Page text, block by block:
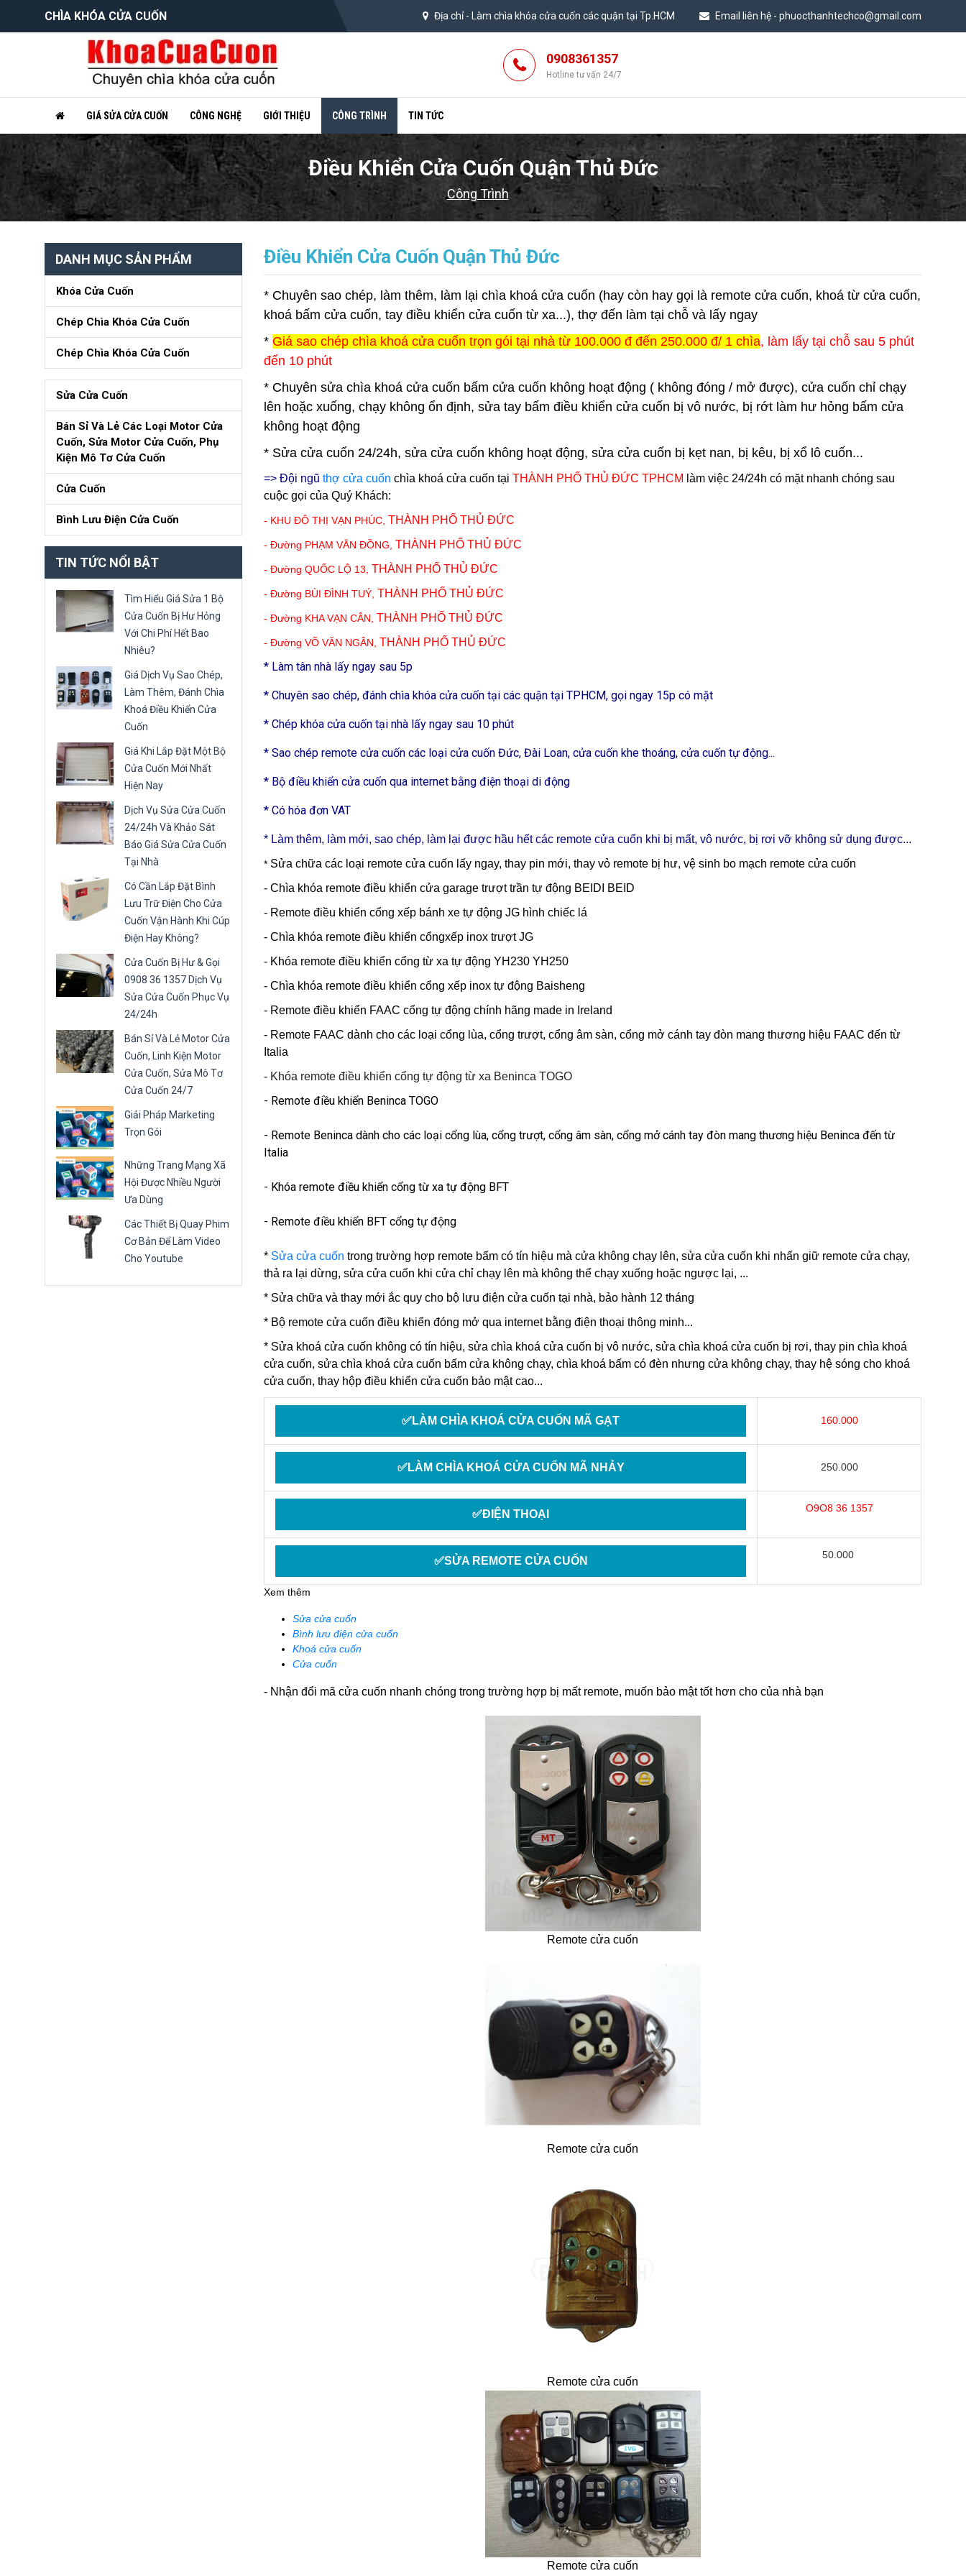
CHÌA KHÓA CỬA CUỐN Địa chỉ - Làm chìa khóa cửa cuốn các quận tại Tp.HCM Email liên hệ - phuocthanhtechco@gmail.com
0908361357
Hotline tư vấn 24/7
GIÁ SỬA CỬA CUỐN CÔNG NGHỆ GIỚI THIỆU CÔNG TRÌNH TIN TỨC
Điều Khiển Cửa Cuốn Quận Thủ Đức
Công Trình
DANH MỤC SẢN PHẨM
Khóa Cửa Cuốn
Chép Chìa Khóa Cửa Cuốn
Chép Chìa Khóa Cửa Cuốn
Sửa Cửa Cuốn
Bán Sỉ Và Lẻ Các Loại Motor Cửa
Cuốn, Sửa Motor Cửa Cuốn, Phụ
Kiện Mô Tơ Cửa Cuốn
Cửa Cuốn
Bình Lưu Điện Cửa Cuốn
TIN TỨC NỔI BẬT
Tìm Hiểu Giá Sửa 1 Bộ
Cửa Cuốn Bị Hư Hỏng
Với Chi Phí Hết Bao
Nhiêu?
Giá Dịch Vụ Sao Chép,
Làm Thêm, Đánh Chìa
Khoá Điều Khiển Cửa
Cuốn
Giá Khi Lắp Đặt Một Bộ
Cửa Cuốn Mới Nhất
Hiện Nay
Dịch Vụ Sửa Cửa Cuốn
24/24h Và Khảo Sát
Báo Giá Sửa Cửa Cuốn
Tại Nhà
Có Cần Lắp Đặt Bình
Lưu Trữ Điện Cho Cửa
Cuốn Vận Hành Khi Cúp
Điện Hay Không?
Cửa Cuốn Bị Hư & Gọi
0908 36 1357 Dịch Vụ
Sửa Cửa Cuốn Phục Vụ
24/24h
Bán Sỉ Và Lẻ Motor Cửa
Cuốn, Linh Kiện Motor
Cửa Cuốn, Sửa Mô Tơ
Cửa Cuốn 24/7
Giải Pháp Marketing
Trọn Gói
Những Trang Mạng Xã
Hội Được Nhiều Người
Ưa Dùng
Các Thiết Bị Quay Phim
Cơ Bản Để Làm Video
Cho Youtube
Điều Khiển Cửa Cuốn Quận Thủ Đức
* Chuyên sao chép, làm thêm, làm lại chìa khoá cửa cuốn (hay còn hay gọi là remote cửa cuốn, khoá từ cửa cuốn,
khoá bấm cửa cuốn, tay điều khiển cửa cuốn từ xa...), thợ đến làm tại chỗ và lấy ngay
* Giá sao chép chìa khoá cửa cuốn trọn gói tại nhà từ 100.000 đ đến 250.000 đ/ 1 chìa, làm lấy tại chỗ sau 5 phút
đến 10 phút
* Chuyên sửa chìa khoá cửa cuốn bấm cửa cuốn không hoạt động ( không đóng / mở được), cửa cuốn chỉ chạy
lên hoặc xuống, chạy không ổn định, sửa tay bấm điều khiển cửa cuốn bị vô nước, bị rớt làm hư hỏng bấm cửa
không hoạt động
* Sửa cửa cuốn 24/24h, sửa cửa cuốn không hoạt động, sửa cửa cuốn bị kẹt nan, bị kêu, bị xổ lô cuốn...
=> Đội ngũ thợ cửa cuốn chìa khoá cửa cuốn tại THÀNH PHỐ THỦ ĐỨC TPHCM làm việc 24/24h có mặt nhanh chóng sau
cuộc gọi của Quý Khách:
- KHU ĐÔ THỊ VẠN PHÚC, THÀNH PHỐ THỦ ĐỨC
- Đường PHẠM VĂN ĐỒNG, THÀNH PHỐ THỦ ĐỨC
- Đường QUỐC LỘ 13, THÀNH PHỐ THỦ ĐỨC
- Đường BÙI ĐÌNH TUÝ, THÀNH PHỐ THỦ ĐỨC
- Đường KHA VẠN CÂN, THÀNH PHỐ THỦ ĐỨC
- Đường VÕ VĂN NGÂN, THÀNH PHỐ THỦ ĐỨC
* Làm tân nhà lấy ngay sau 5p
* Chuyên sao chép, đánh chìa khóa cửa cuốn tại các quận tại TPHCM, gọi ngay 15p có mặt
* Chép khóa cửa cuốn tại nhà lấy ngay sau 10 phút
* Sao chép remote cửa cuốn các loại cửa cuốn Đức, Đài Loan, cửa cuốn khe thoáng, cửa cuốn tự động...
* Bộ điều khiển cửa cuốn qua internet bằng điện thoại di động
* Có hóa đơn VAT
* Làm thêm, làm mới, sao chép, làm lại được hầu hết các remote cửa cuốn khi bị mất, vô nước, bị rơi vỡ không sử dụng được...
* Sửa chữa các loại remote cửa cuốn lấy ngay, thay pin mới, thay vỏ remote bị hư, vệ sinh bo mạch remote cửa cuốn
- Chìa khóa remote điều khiển cửa garage trượt trần tự động BEIDI BEID
- Remote điều khiển cổng xếp bánh xe tự động JG hình chiếc lá
- Chìa khóa remote điều khiển cổngxếp inox trượt JG
- Khóa remote điều khiển cổng từ xa tự động YH230 YH250
- Chìa khóa remote điều khiển cổng xếp inox tự động Baisheng
- Remote điều khiển FAAC cổng tự động chính hãng made in Ireland
- Remote FAAC dành cho các loại cổng lùa, cổng trượt, cổng âm sàn, cổng mở cánh tay đòn mang thương hiệu FAAC đến từ
Italia
- Khóa remote điều khiển cổng tự động từ xa Beninca TOGO
- Remote điều khiển Beninca TOGO
- Remote Beninca dành cho các loại cổng lùa, cổng trượt, cổng âm sàn, cổng mở cánh tay đòn mang thương hiệu Beninca đến từ
Italia
- Khóa remote điều khiển cổng từ xa tự động BFT
- Remote điều khiển BFT cổng tự động
* Sửa cửa cuốn trong trường hợp remote bấm có tín hiệu mà cửa không chạy lên, sửa cửa cuốn khi nhấn giữ remote cửa chạy,
thả ra lại dừng, sửa cửa cuốn khi cửa chỉ chạy lên mà không thể chạy xuống hoặc ngược lại, ...
* Sửa chữa và thay mới ắc quy cho bộ lưu điện cửa cuốn tại nhà, bảo hành 12 tháng
* Bộ remote cửa cuốn điều khiển đóng mở qua internet bằng điện thoại thông minh...
* Sửa khoá cửa cuốn không có tín hiệu, sửa chìa khoá cửa cuốn bị vô nước, sửa chìa khoá cửa cuốn bị rơi, thay pin chìa khoá
cửa cuốn, sửa chìa khoá cửa cuốn bấm cửa không chạy, chìa khoá bấm có đèn nhưng cửa không chạy, thay hệ sóng cho khoá
cửa cuốn, thay hộp điều khiển cửa cuốn bảo mật cao...
✅LÀM CHÌA KHOÁ CỬA CUỐN MÃ GẠT 160.000
✅LÀM CHÌA KHOÁ CỬA CUỐN MÃ NHẢY 250.000
✅ĐIỆN THOẠI O9O8 36 1357
✅SỬA REMOTE CỬA CUỐN 50.000
Xem thêm
Sửa cửa cuốn
Bình lưu điện cửa cuốn
Khoá cửa cuốn
Cửa cuốn
- Nhận đổi mã cửa cuốn nhanh chóng trong trường hợp bị mất remote, muốn bảo mật tốt hơn cho của nhà bạn
Remote cửa cuốn
Remote cửa cuốn
Remote cửa cuốn
Remote cửa cuốn